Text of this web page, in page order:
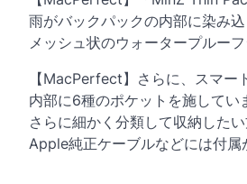
雨がバックパックの内部に染み
メッシュ状のウォータープルー
【MacPerfect】さらに、スマー
内部に6種のポケットを施してい
さらに細かく分類して収納した
Apple純正ケーブルなどには付属